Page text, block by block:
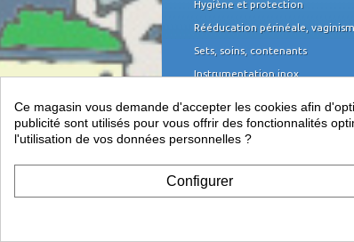
Hygiène et protection
Rééducation périnéale,
Sets, soins, contenants
Instrumentation inox
Mobilier médical
Équipement du cabinet
Papeterie, piles
Télétransmission, informatique et
Ce magasin vous demande d'accepter les cookies afin
publicité sont utilisés pour vous offrir des fonctionnalités
l'utilisation de vos données personnelles ?
Configurer